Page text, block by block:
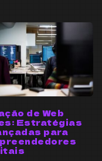
de Web
Estratégias
para